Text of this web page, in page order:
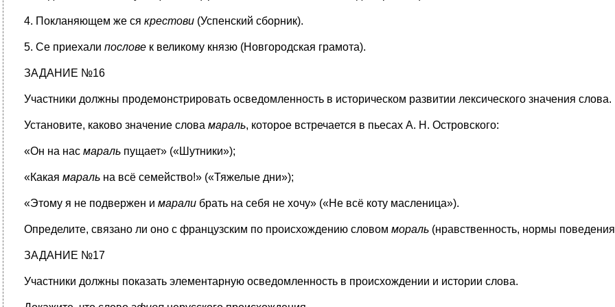
4. Покланяющем же ся крестови (Успенский сборник).
5. Се приехали послове к великому князю (Новгородская грамота).
ЗАДАНИЕ №16
Участники должны продемонстрировать осведомленность в историческом развитии лексического значения слова.
Установите, каково значение слова мараль, которое встречается в пьесах А. Н. Островского:
«Он на нас мараль пущает» («Шутники»);
«Какая мараль на всё семейство!» («Тяжелые дни»);
«Этому я не подвержен и марали брать на себя не хочу» («Не всё коту масленица»).
Определите, связано ли оно с французским по происхождению словом мораль (нравственность, нормы
ЗАДАНИЕ №17
Участники должны показать элементарную осведомленность в происхождении и истории слова.